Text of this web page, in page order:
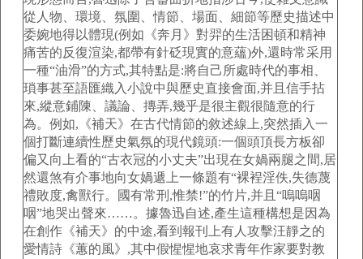
從人物、環境、氛圍、情節、場面、細節等歷史描述中
委婉地得以體現(例如《奔月》對羿的生活困頓和精神
痛苦的反復渲染,都帶有針砭現實的意蘊)外,還時常采用
一種“油滑”的方式,其特點是:將自己所處時代的事相、
瑣事甚至語匯織入小說中與歷史直接會面,并且信手拈
來,縱意鋪陳、議論、摶弄,幾乎是很主觀很隨意的行
為。例如,《補天》在古代情節的敘述線上,突然插入一
個打斷連續性歷史氣氛的現代鏡頭:一個頭頂長方板卻
偏又向上看的“古衣冠的小丈夫”出現在女媧兩腿之間,居
然還煞有介事地向女媧遞上一條題有“裸裎淫佚,失德蔑
禮敗度,禽獸行。國有常刑,惟禁!”的竹片,并且“嗚嗚咽
咽”地哭出聲來……。據魯迅自述,產生這種構想是因為
在創作《補天》的中途,看到報刊上有人攻擊汪靜之的
愛情詩《蕙的風》,其中假惺惺地哀求青年作家要對教